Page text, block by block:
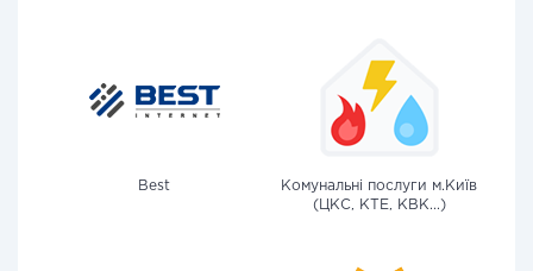
Best
Комунальні послуги м.Київ
(ЦКС, КТЕ, КВК...)